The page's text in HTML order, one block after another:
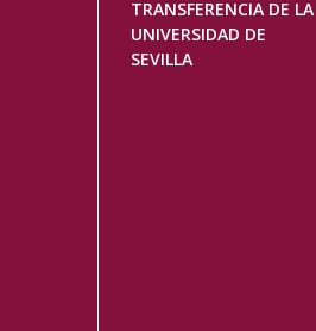
TRANSFERENCIA DE LA
UNIVERSIDAD DE
SEVILLA